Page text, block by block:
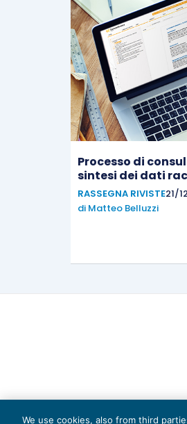
Processo di
sintesi dei dati
RASSEGNA RIVISTE21/
di Matteo Belluzzi
We use cookies, also from third